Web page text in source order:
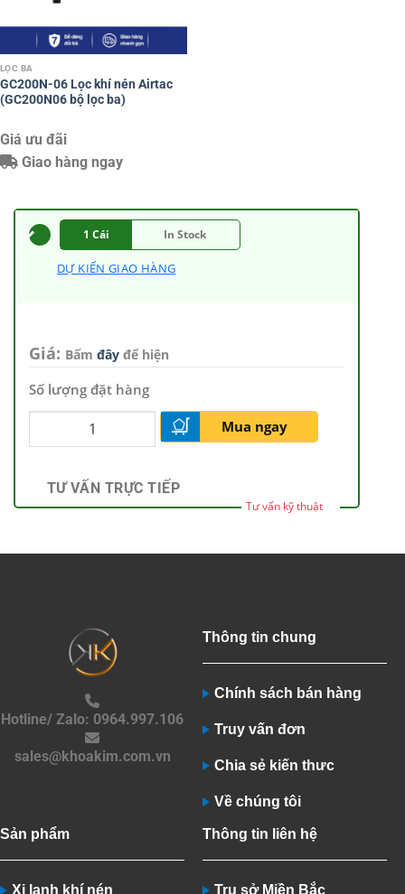
LỌC BA
GC200N-06 Lọc khí nén Airtac
(GC200N06 bộ lọc ba)
Giá ưu đãi
Giao hàng ngay
1 Cái In Stock
DỰ KIẾN GIAO HÀNG
Giá: Bấm đây để hiện
Số lượng đặt hàng
Mua ngay
TƯ VẤN TRỰC TIẾP
Tư vấn kỹ thuật
Hotline/ Zalo: 0964.997.106
sales@khoakim.com.vn
Thông tin chung
Chính sách bán hàng
Truy vấn đơn
Chia sẻ kiến thưc
Về chúng tôi
Sản phẩm
Xi lanh khí nén
Thông tin liên hệ
Trụ sở Miền Bắc